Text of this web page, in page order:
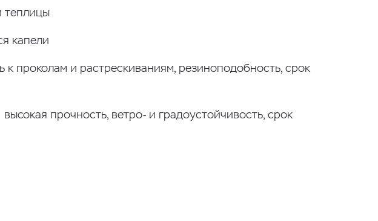
теплицы
капели
к проколам и растрескиваниям, резиноподобность, срок
прочность, ветро- и градоустойчивость, срок